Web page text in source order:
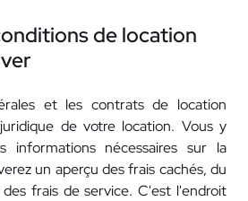
de location
et les contrats de location
de votre location. Vous y
informations nécessaires sur la
un aperçu des frais cachés, du
frais de service. C'est l'endroit